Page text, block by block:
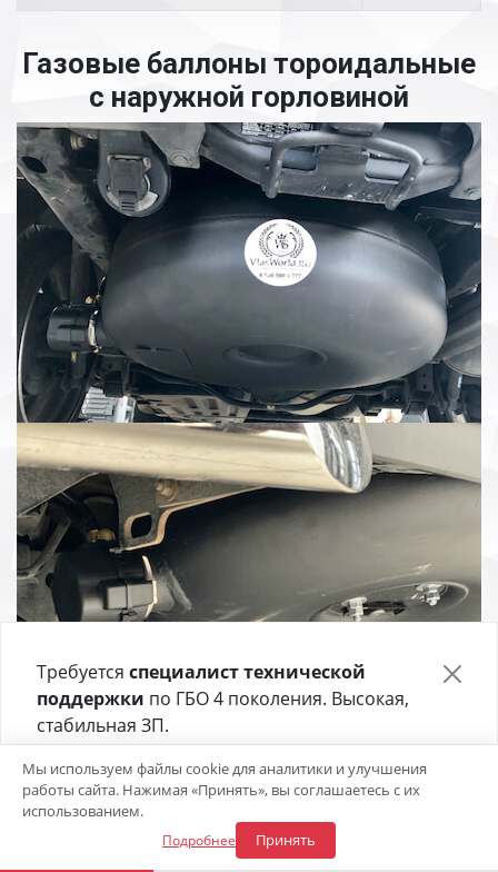
Газовые баллоны тороидальные
с наружной горловиной
Мы используем файлы cookie для аналитики и улучшения
работы сайта. Нажимая «Принять», вы соглашаетесь с их
использованием.
Подробнее Принять
Требуется специалист технической
поддержки по ГБО 4 поколения. Высокая,
стабильная ЗП.
Отправьте своё резюме в форме ниже 👇
Откликнуться на вакансию